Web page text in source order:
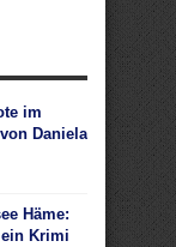
im
Daniela
Häme:
Krimi